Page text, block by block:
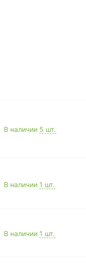
В наличии 5 шт.
В наличии 1 шт.
В наличии 1 шт.